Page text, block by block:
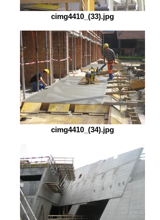
cimg4410_(33).jpg
cimg4410_(34).jpg